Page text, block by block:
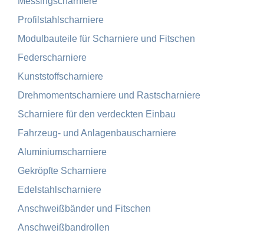
Profilstahlscharniere
Modulbauteile für Scharniere und Fitschen
Federscharniere
Kunststoffscharniere
Drehmomentscharniere und Rastscharniere
Scharniere für den verdeckten Einbau
Fahrzeug- und Anlagenbauscharniere
Aluminiumscharniere
Gekröpfte Scharniere
Edelstahlscharniere
Anschweißbänder und Fitschen
Anschweißbandrollen